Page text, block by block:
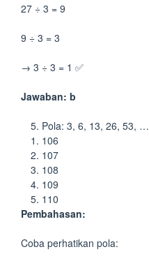
27 ÷ 3 = 9
9 ÷ 3 = 3
→ 3 ÷ 3 = 1 ✅
Jawaban: b
Pola: 3, 6, 13, 26, 53, …
106
107
108
109
110
Pembahasan:
Coba perhatikan pola: